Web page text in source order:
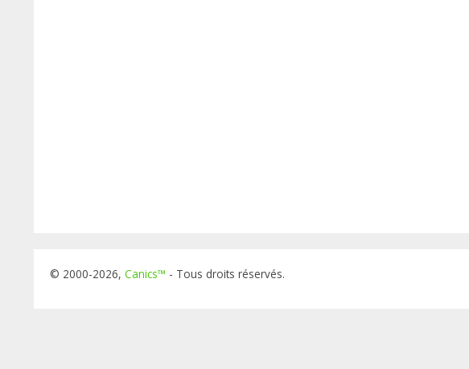
© 2000-2026, Canics™ - Tous droits réservés.